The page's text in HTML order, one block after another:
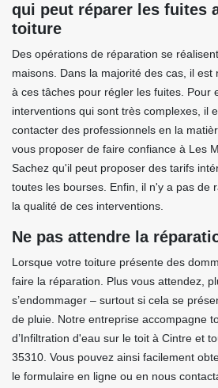
qui peut réparer les fuites
toiture
Des opérations de réparation se
maisons. Dans la majorité des cas, il
à ces tâches pour régler les fuites. Pour
interventions qui sont très complexes, il
contacter des professionnels en la
vous proposer de faire confiance à Les
Sachez qu'il peut proposer des tarifs
toutes les bourses. Enfin, il n'y a pas de
la qualité de ces interventions.
Ne pas attendre la
Lorsque votre toiture présente des
faire la réparation. Plus vous attendez,
s’endommager – surtout si cela se
de pluie. Notre entreprise accompagne
d’Infiltration d'eau sur le toit à Cintre et
35310. Vous pouvez ainsi facilement
le formulaire en ligne ou en nous